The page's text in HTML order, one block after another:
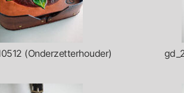
(Onderzetterhouder)